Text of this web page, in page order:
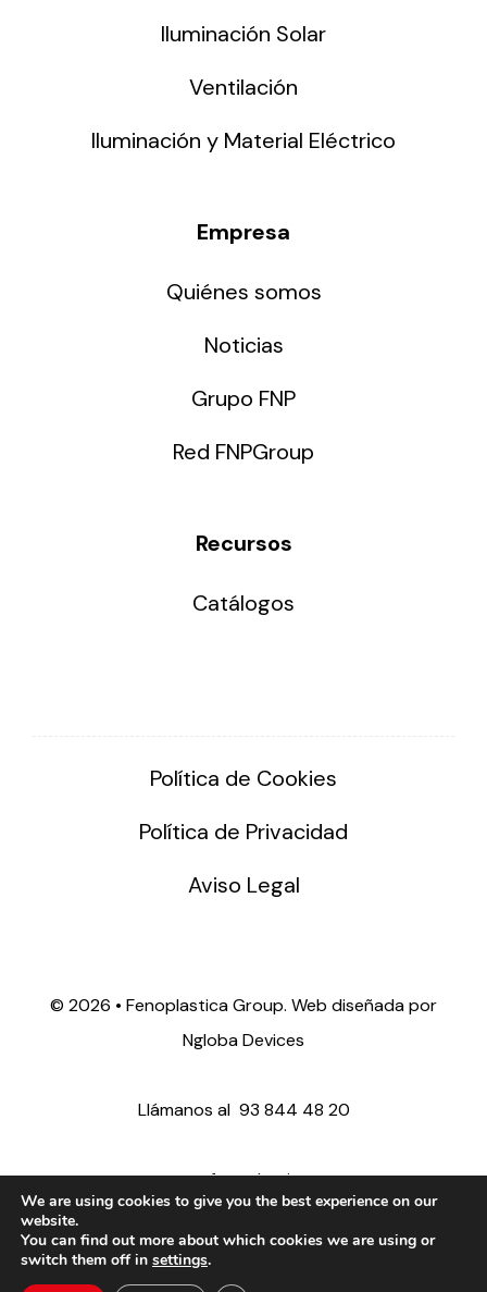
Iluminación Solar
Ventilación
Iluminación y Material Eléctrico
Empresa
Quiénes somos
Noticias
Grupo FNP
Red FNPGroup
Recursos
Catálogos
Política de Cookies
Política de Privacidad
Aviso Legal
© 2026 • Fenoplastica Group. Web diseñada por
Ngloba Devices
Llámanos al 93 844 48 20
ventas@fenoplastica.com
export@fenoplastica.com
We are using cookies to give you the best experience on our
website.
You can find out more about which cookies we are using or
switch them off in settings.